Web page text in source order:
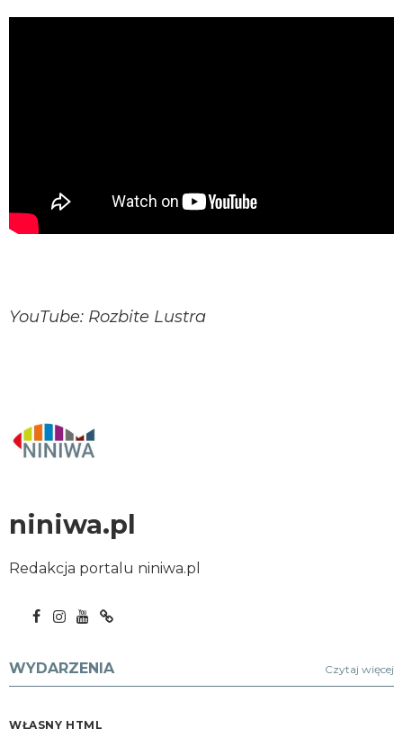
YouTube: Rozbite Lustra
niniwa.pl
Redakcja portalu niniwa.pl
WYDARZENIA Czytaj więcej
WŁASNY HTML